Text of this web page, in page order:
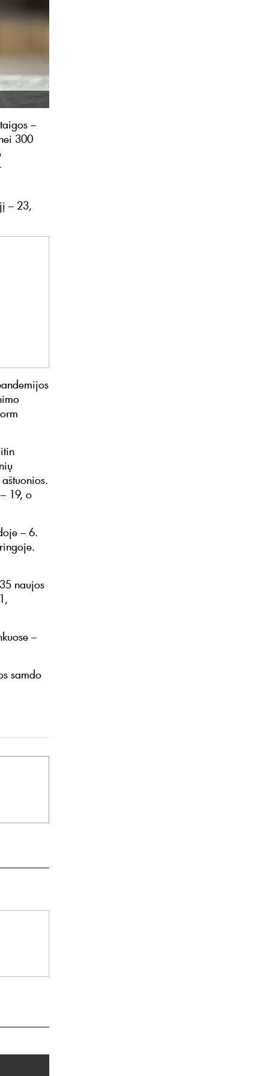
–
300
– 23,
19, o
– 6.
naujos
–
samdo